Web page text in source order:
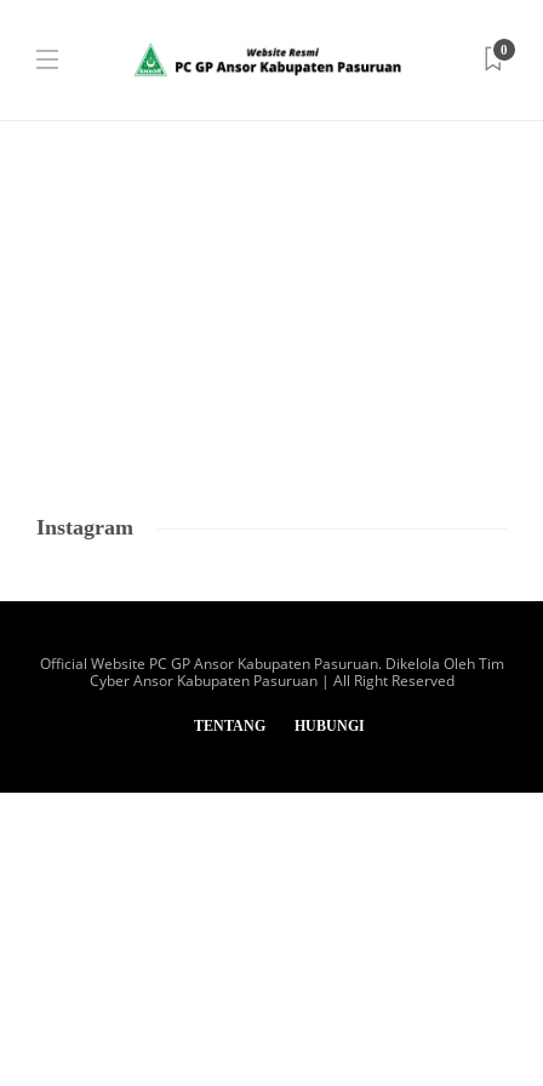
0
Instagram
Official Website PC GP Ansor Kabupaten Pasuruan. Dikelola Oleh Tim
Cyber Ansor Kabupaten Pasuruan | All Right Reserved
TENTANG HUBUNGI